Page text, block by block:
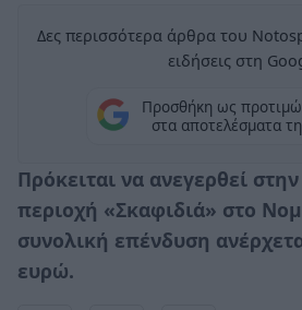
Δες περισσότερα άρθρα του
ειδήσεις στη
Προσθήκη ως
στα αποτελέσματα
Πρόκειται να ανεγερθεί
περιοχή «Σκαφιδιά» στο
συνολική επένδυση
ευρώ.